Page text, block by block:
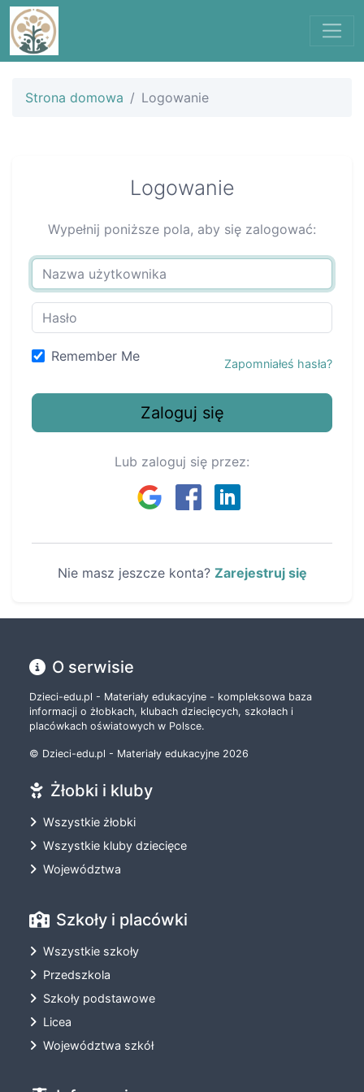
Strona domowa Logowanie
Logowanie
Wypełnij poniższe pola, aby się zalogować:
Remember Me Zapomniałeś hasła?
Zaloguj się
Lub zaloguj się przez:
Nie masz jeszcze konta? Zarejestruj się
O serwisie
Dzieci-edu.pl - Materiały edukacyjne - kompleksowa baza
informacji o żłobkach, klubach dziecięcych, szkołach i
placówkach oświatowych w Polsce.
© Dzieci-edu.pl - Materiały edukacyjne 2026
Żłobki i kluby
Wszystkie żłobki
Wszystkie kluby dziecięce
Województwa
Szkoły i placówki
Wszystkie szkoły
Przedszkola
Szkoły podstawowe
Licea
Województwa szkół